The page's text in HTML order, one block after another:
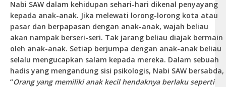
Nabi SAW dalam kehidupan sehari-hari dikenal penyayang
kepada anak-anak. Jika melewati lorong-lorong kota atau
pasar dan berpapasan dengan anak-anak, wajah beliau
akan nampak berseri-seri. Tak jarang beliau diajak bermain
oleh anak-anak. Setiap berjumpa dengan anak-anak beliau
selalu mengucapkan salam kepada mereka. Dalam sebuah
hadis yang mengandung sisi psikologis, Nabi SAW bersabda,
“Orang yang memiliki anak kecil hendaknya berlaku seperti